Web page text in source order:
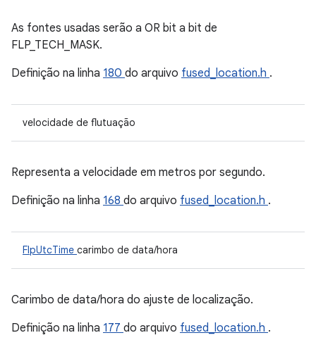
As fontes usadas serão a OR bit a bit de
FLP_TECH_MASK.
Definição na linha 180 do arquivo fused_location.h .
velocidade de flutuação
Representa a velocidade em metros por segundo.
Definição na linha 168 do arquivo fused_location.h .
FlpUtcTime carimbo de data/hora
Carimbo de data/hora do ajuste de localização.
Definição na linha 177 do arquivo fused_location.h .